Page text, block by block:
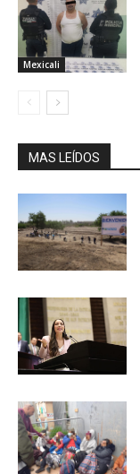
Mexicali
MAS LEÍDOS